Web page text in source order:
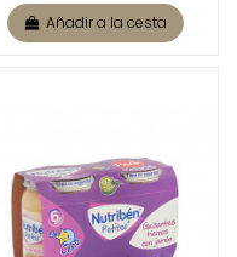
Añadir a la cesta